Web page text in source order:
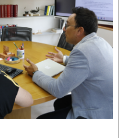
de la escuela
en Murcia
600 asistentes.
senior de
en Estados Unidos